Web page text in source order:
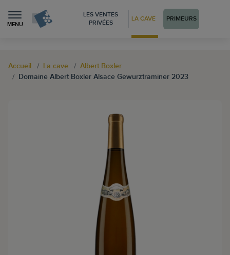
MENU
LES VENTES
PRIVÉES
LA CAVE PRIMEURS
Accueil La cave
Albert Boxler
Domaine Albert Boxler Alsace Gewurztraminer 2023